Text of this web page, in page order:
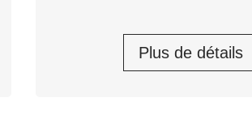
Plus de détails